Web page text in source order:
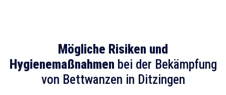
Mögliche Risiken und
Hygienemaßnahmen bei der Bekämpfung
von Bettwanzen in Ditzingen